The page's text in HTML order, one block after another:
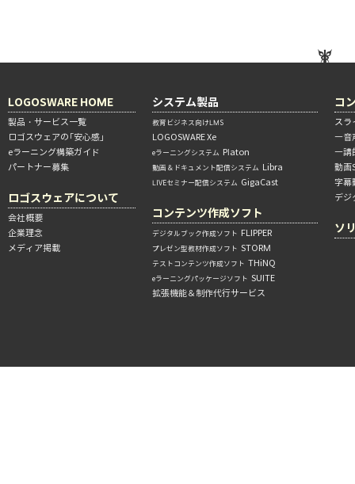
LOGOSWARE HOME
製品・サービス一覧
ロゴスウェアの「安心感」
eラーニング構築ガイド
パートナー募集
ロゴスウェアについて
会社概要
企業理念
メディア掲載
システム製品
教育ビジネス向けLMS
LOGOSWARE Xe
eラーニングシステム Platon
動画＆ドキュメント配信システム Libra
LIVEセミナー配信システム GigaCast
コンテンツ作成ソフト
デジタルブック作成ソフト FLIPPER
プレゼン型教材作成ソフト STORM
テストコンテンツ作成ソフト THiNQ
eラーニングパッケージソフト SUITE
拡張機能＆制作代行サービス
コ
スラ
―音
―講
動画
字幕
デジ
ソ